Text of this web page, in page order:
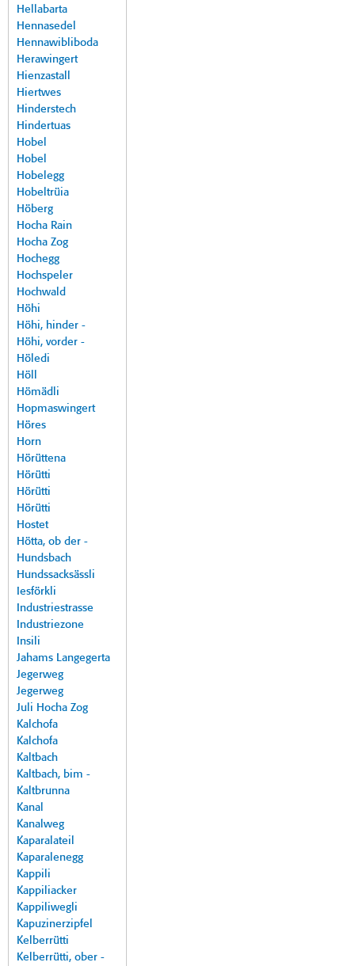
Hellabarta
Hennasedel
Hennawibliboda
Herawingert
Hienzastall
Hiertwes
Hinderstech
Hindertuas
Hobel
Hobel
Hobelegg
Hobeltrüia
Höberg
Hocha Rain
Hocha Zog
Hochegg
Hochspeler
Hochwald
Höhi
Höhi, hinder -
Höhi, vorder -
Höledi
Höll
Hömädli
Hopmaswingert
Höres
Horn
Hörüttena
Hörütti
Hörütti
Hörütti
Hostet
Hötta, ob der -
Hundsbach
Hundssacksässli
Iesförkli
Industriestrasse
Industriezone
Insili
Jahams Langegerta
Jegerweg
Jegerweg
Juli Hocha Zog
Kalchofa
Kalchofa
Kaltbach
Kaltbach, bim -
Kaltbrunna
Kanal
Kanalweg
Kaparalateil
Kaparalenegg
Kappili
Kappiliacker
Kappiliwegli
Kapuzinerzipfel
Kelberrütti
Kelberrütti, ober -